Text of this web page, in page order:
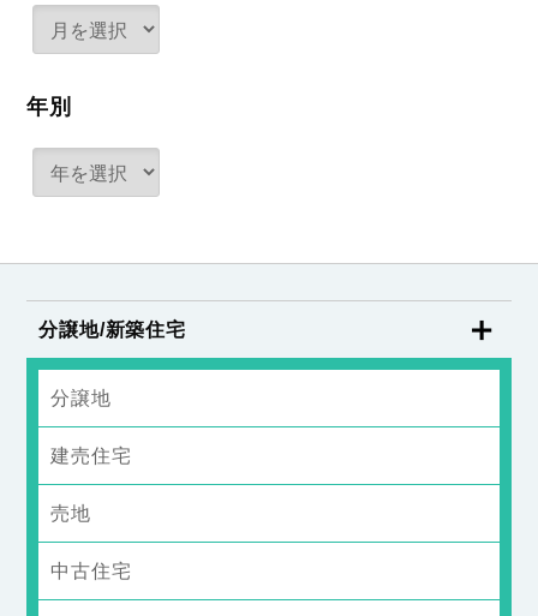
年別
分譲地/新築住宅
分譲地
建売住宅
売地
中古住宅